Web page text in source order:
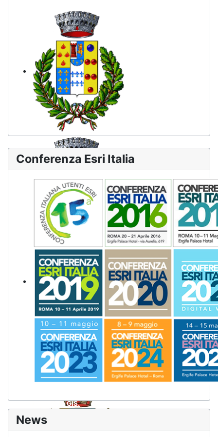
Comune di Montemaggiore
Comune di Novara di Sicilia
Comune di Partanna
Conferenza Esri Italia
Il più importante appuntamento per imprese, pubbliche
tecnologie GIS.
News